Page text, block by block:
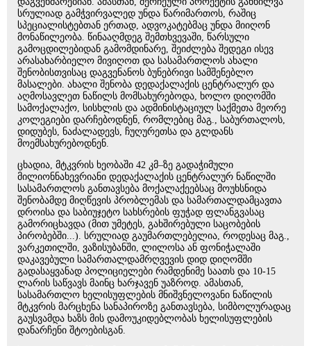
სრულიად გამჭვირვალედ უნდა წარიმართოს, რაშიც
სპეციალისტებთან ერთად, ადვოკატებმაც უნდა მიიღონ
მონაწილეობა. წინააღმდეგ შემთხვევაში, წარსული
გამოცდილებიდან გამომდინარე, შეიძლება შედეგი ისევ
არასახარბიელო მივიღოთ და სასამართლოს ახალი
შენობისთვისაც დაგვენანოს ბუნებრივი სამშენებლო
მასალები. ახალი შენობა დედაქალაქის ცენტრალურ და
აღმოსავლეთ ნაწილს მომსახურებოდა, ხოლო დიღომში
სამოქალაქო, სისხლის და ადმინისტაციულ საქმეთა მეორე
კოლეგიები დარჩებოდნენ, რომლებიც მაგ., საბურთალოს,
დიდუბეს, ნაძალადევს, ჩუღურეთსა და გლდანს
მოემსახურებოდნენ.
ცხადია, მტკვრის ხეობაში 42 კმ–ზე გადაჭიმული
მილიონნახევრიანი დედაქალაქის ცენტრალურ ნაწილში
სასამართლოს განთავსება მოქალაქეებსაც მოუხსნიდა
შენობამდე მიღწევის პრობლემას და სამართალდამცავთა
დროისა და საბიუჯეტო სახსრების ფუჭად ფლანგვასაც
გამორიცხავდა (მით უმეტეს, გახშირებული საცობების
პირობებში...). სრულიად გაუმართლებელია, როდესაც მაგ.,
ვარკეთილში, ვაზისუბანში, ლილოსა ან ფონიჭალაში
დაკავებული სამართალდამრღვევის დიდ დიღომში
გადასაყვანად პოლიციელები რამდენიმე საათს და 10-15
ლარის საწვავს მაინც ხარჯავენ უაზროდ. ამასთან,
სასამართლო ხელისუფლების მნიშვნელოვანი ნაწილის
მტკვრის მარცხენა სანაპიროზე განთავსება, სიმბოლურადაც
გაუსვამდა ხაზს მის დამოუკიდებლობას ხელისუფლების
დანარჩენი შტოებისგან.